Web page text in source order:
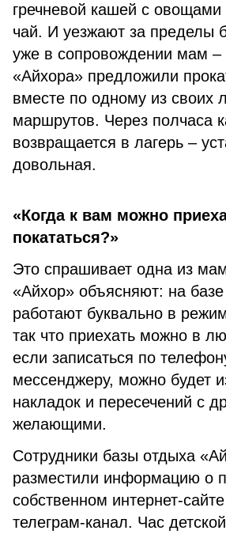
гречневой кашей с
чай. И уезжают за пределы
уже в сопровождении мам –
«Айхора» предложили
вместе по одному из своих
маршрутов. Через полчаса
возвращается в лагерь –
довольная.
«Когда к вам можно
покататься?»
Это спрашивает одна из
«Айхор» объясняют: на
работают буквально в
так что приехать можно в
если записаться по
мессенджеру, можно будет
накладок и пересечений с
желающими.
Сотрудники базы отдыха
разместили информацию о
собственном интернет-
телеграм-канал. Час